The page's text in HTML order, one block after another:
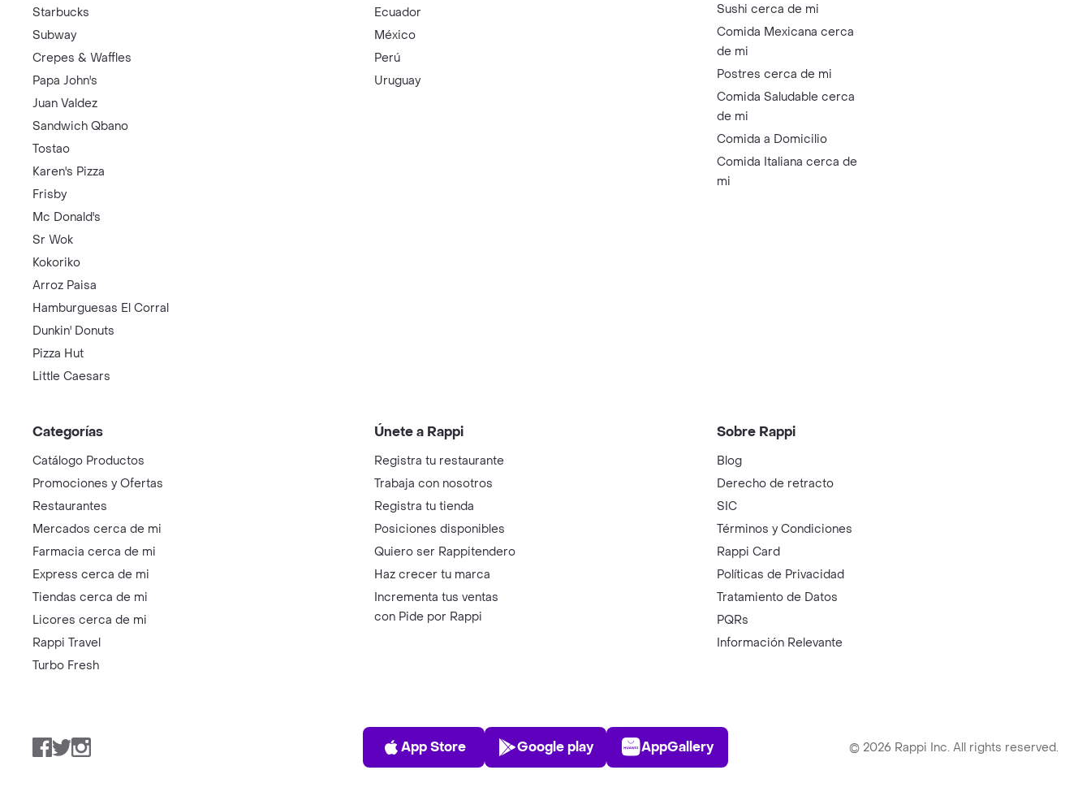
Starbucks
Subway
Crepes & Waffles
Papa John's
Juan Valdez
Sandwich Qbano
Tostao
Karen's Pizza
Frisby
Mc Donald's
Sr Wok
Kokoriko
Arroz Paisa
Hamburguesas El Corral
Dunkin' Donuts
Pizza Hut
Little Caesars
Ecuador
México
Perú
Uruguay
Sushi cerca de mi
Comida Mexicana cerca
de mi
Postres cerca de mi
Comida Saludable cerca
de mi
Comida a Domicilio
Comida Italiana cerca de
mi
Categorías
Catálogo Productos
Promociones y Ofertas
Restaurantes
Mercados cerca de mi
Farmacia cerca de mi
Express cerca de mi
Tiendas cerca de mi
Licores cerca de mi
Rappi Travel
Turbo Fresh
Únete a Rappi
Registra tu restaurante
Trabaja con nosotros
Registra tu tienda
Posiciones disponibles
Quiero ser Rappitendero
Haz crecer tu marca
Incrementa tus ventas
con Pide por Rappi
Sobre Rappi
Blog
Derecho de retracto
SIC
Términos y Condiciones
Rappi Card
Políticas de Privacidad
Tratamiento de Datos
PQRs
Información Relevante
Facebook
TwitterInstagram
App Store
App Store
Play Store
Google play
AppGallery
AppGallery © 2026 Rappi Inc. All rights reserved.